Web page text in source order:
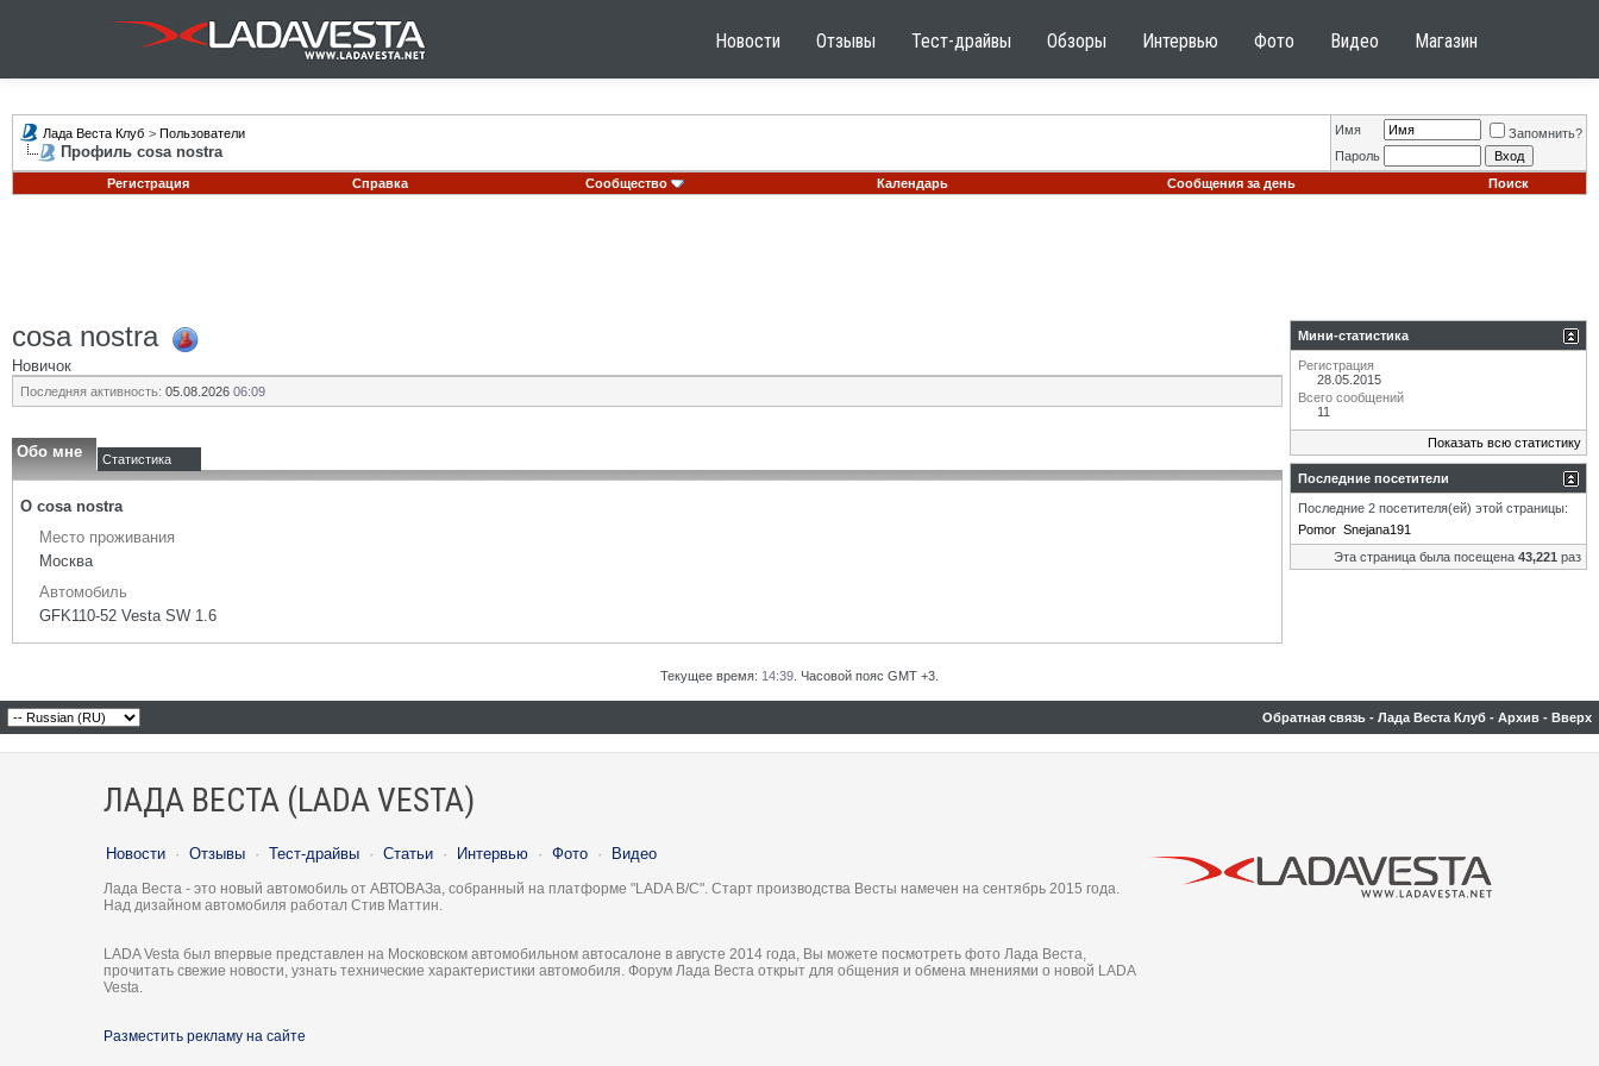
Новости Отзывы Тест-драйвы Обзоры Интервью Фото Видео Магазин
Лада Веста Клуб > Пользователи
Профиль cosa nostra
Имя
Запомнить?
Пароль
Регистрация
Справка Сообщество Календарь Сообщения за день Поиск
cosa nostra
Новичок
Последняя активность: 05.08.2026 06:09
Обо мне Статистика
О cosa nostra
Место проживания
Москва
Автомобиль
GFK110-52 Vesta SW 1.6
Мини-статистика
Регистрация
28.05.2015
Всего сообщений
11
Показать всю статистику
Последние посетители
Последние 2 посетителя(ей) этой страницы:
Pomor Snejana191
Эта страница была посещена 43,221 раз
Текущее время: 14:39 . Часовой пояс GMT +3.
Обратная связь - Лада Веста Клуб - Архив - Вверх
ЛАДА ВЕСТА (LADA VESTA)
Новости · Отзывы · Тест-драйвы · Статьи · Интервью · Фото · Видео
Лада Веста - это новый автомобиль от АВТОВАЗа, собранный на платформе "LADA B/C". Старт производства Весты намечен на сентябрь 2015 года.
Над дизайном автомобиля работал Стив Маттин.
LADA Vesta был впервые представлен на Московском автомобильном автосалоне в августе 2014 года, Вы можете посмотреть фото Лада Веста,
прочитать свежие новости, узнать технические характеристики автомобиля. Форум Лада Веста открыт для общения и обмена мнениями о новой LADA
Vesta.
Разместить рекламу на сайте